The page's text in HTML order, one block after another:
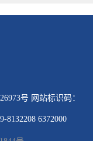
号 网站标识码：
8132208 6372000